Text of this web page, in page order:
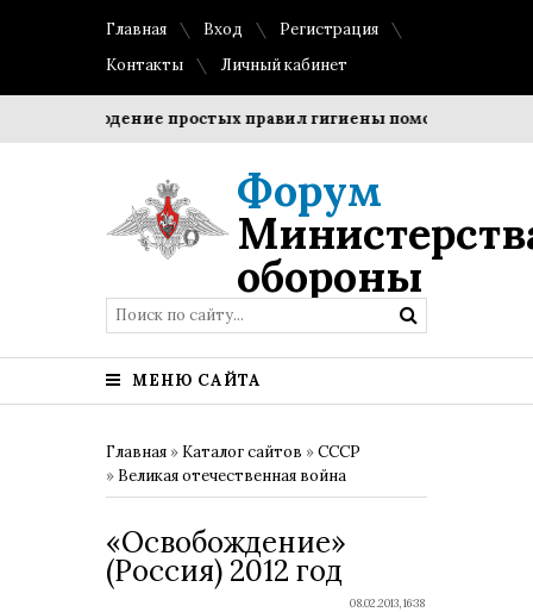
Главная Вход
Регистрация
Контакты
Личный кабинет
Соблюдение простых правил гигиены помогает
Форум
обороны
МЕНЮ САЙТА
Главная » Каталог сайтов »СССР
» Великая отечественная война
«Освобождение»
(Россия) 2012 год
08.02.2013, 16:38